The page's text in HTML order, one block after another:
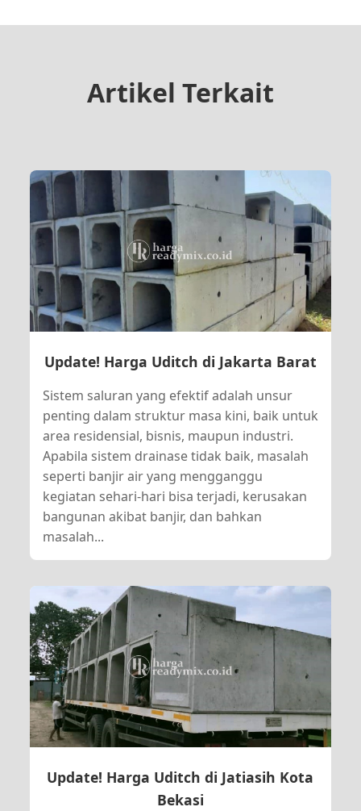
Artikel Terkait
Update! Harga Uditch di Jakarta Barat
Sistem saluran yang efektif adalah unsur
penting dalam struktur masa kini, baik untuk
area residensial, bisnis, maupun industri.
Apabila sistem drainase tidak baik, masalah
seperti banjir air yang mengganggu
kegiatan sehari-hari bisa terjadi, kerusakan
bangunan akibat banjir, dan bahkan
masalah...
Update! Harga Uditch di Jatiasih Kota
Bekasi